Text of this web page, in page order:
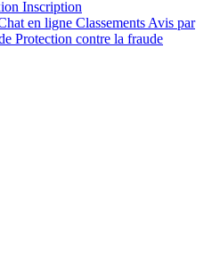
Inscription
en ligne Classements Avis par
Protection contre la fraude